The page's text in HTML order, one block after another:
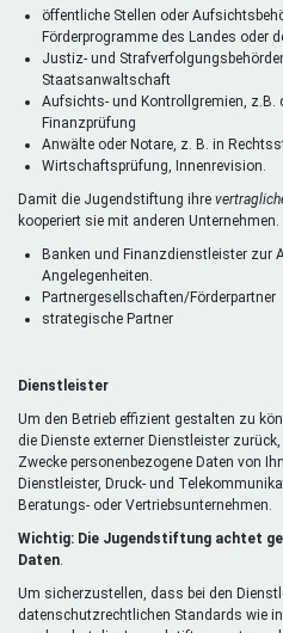
öffentliche Stellen oder
Förderprogramme des Landes oder
Justiz- und
Staatsanwaltschaft
Aufsichts- und Kontrollgremien, z.B.
Finanzprüfung
Anwälte oder Notare, z. B. in
Wirtschaftsprüfung, Innenrevision.
Damit die Jugendstiftung ihre
kooperiert sie mit anderen
Banken und Finanzdienstleister zur
Angelegenheiten.
Partnergesellschaften/Förderpartner
strategische Partner
Dienstleister
Um den Betrieb effizient gestalten zu
die Dienste externer Dienstleister
Zwecke personenbezogene Daten von
Dienstleister, Druck- und
Beratungs- oder Vertriebsunternehmen.
Wichtig: Die Jugendstiftung achtet
Daten
Um sicherzustellen, dass bei den
datenschutzrechtlichen Standards wie